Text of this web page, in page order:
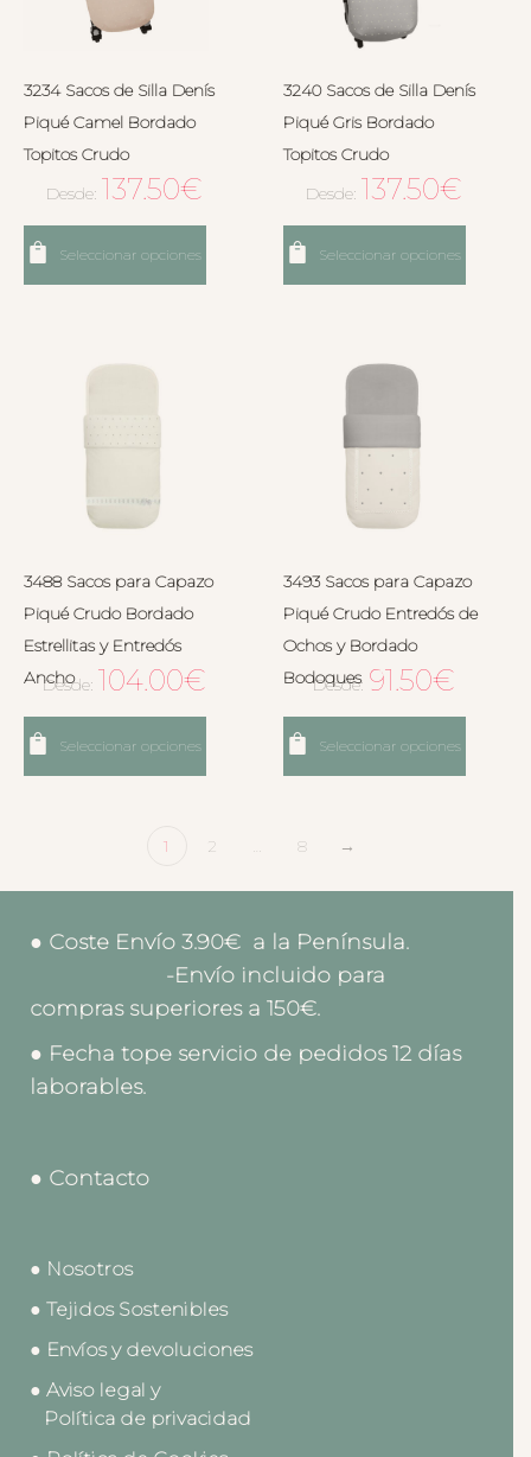
3234 Sacos de Silla Denís
Piqué Camel Bordado
Topitos Crudo
Desde: 137.50€
Seleccionar opciones
3240 Sacos de Silla Denís
Piqué Gris Bordado
Topitos Crudo
Desde: 137.50€
Seleccionar opciones
3488 Sacos para Capazo
Piqué Crudo Bordado
Estrellitas y Entredós
Ancho
Desde: 104.00€
Seleccionar opciones
3493 Sacos para Capazo
Piqué Crudo Entredós de
Ochos y Bordado
Bodoques
Desde: 91.50€
Seleccionar opciones
1 2 … 8 →
● Coste Envío 3.90€ a la Península.
-Envío incluido para
compras superiores a 150€.
● Fecha tope servicio de pedidos 12 días
laborables.
● Contacto
● Nosotros
● Tejidos Sostenibles
● Envíos y devoluciones
● Aviso legal y
Política de privacidad